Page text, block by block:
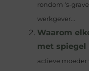
rondom ‘s-
werkgever...
Waarom
met spiegel
actieve